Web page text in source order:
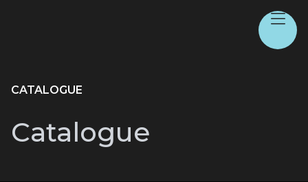
CATALOGUE
Catalogue